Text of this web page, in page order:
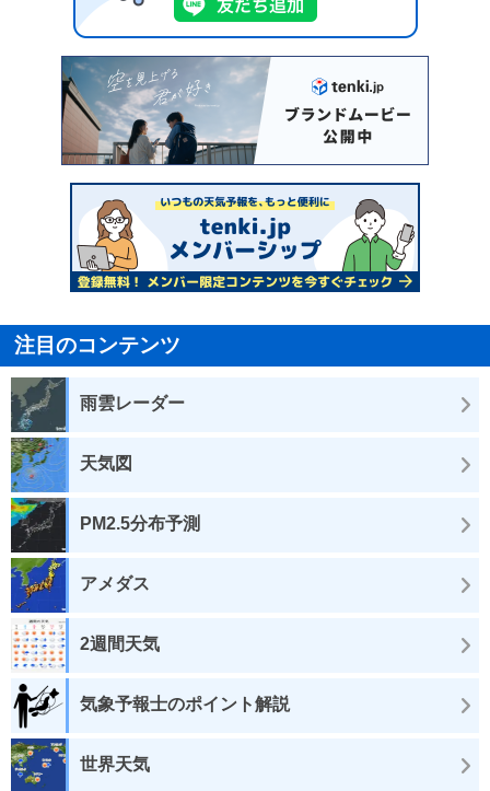
注目のコンテンツ
雨雲レーダー
天気図
PM2.5分布予測
アメダス
2週間天気
気象予報士のポイント解説
世界天気